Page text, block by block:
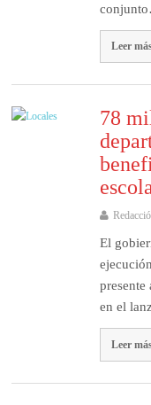
Leer
78
El
presente
en el
Leer